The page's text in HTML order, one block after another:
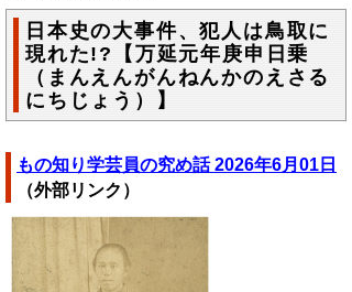
日本史の大事件、犯人は鳥取に
現れた!?【万延元年庚申日乗
（まんえんがんねんかのえさる
にちじょう）】
もの知り学芸員の究め話 2026年6月01日
（外部リンク）